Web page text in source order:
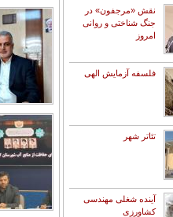
نقش «مرجفون» در
جنگ شناختی و روانی
امروز
فلسفه آزمایش الهی
تئاتر شهر
آینده شغلی مهندسی
کشاورزی